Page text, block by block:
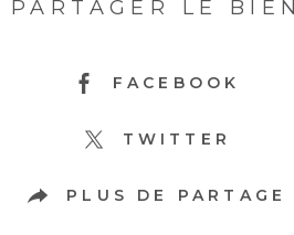
PARTAGER LE BIEN
FACEBOOK
TWITTER
PLUS DE PARTAGE